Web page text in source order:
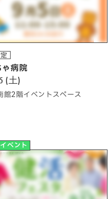
ゃ病院
(土)
館2階イベントスペース
ベント